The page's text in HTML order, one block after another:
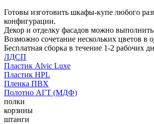
Готовы изготовить шкафы-купе любого
конфигурации.
Декор и отделку фасадов можно
Возможно сочетание нескольких цветов в
Бесплатная сборка в течение 1-2 рабочих
ЛДСП
Пластик Alvic Luxe
Пластик HPL
Пленка ПВХ
Полотно АГТ (МДФ)
полки
корзины
штанги